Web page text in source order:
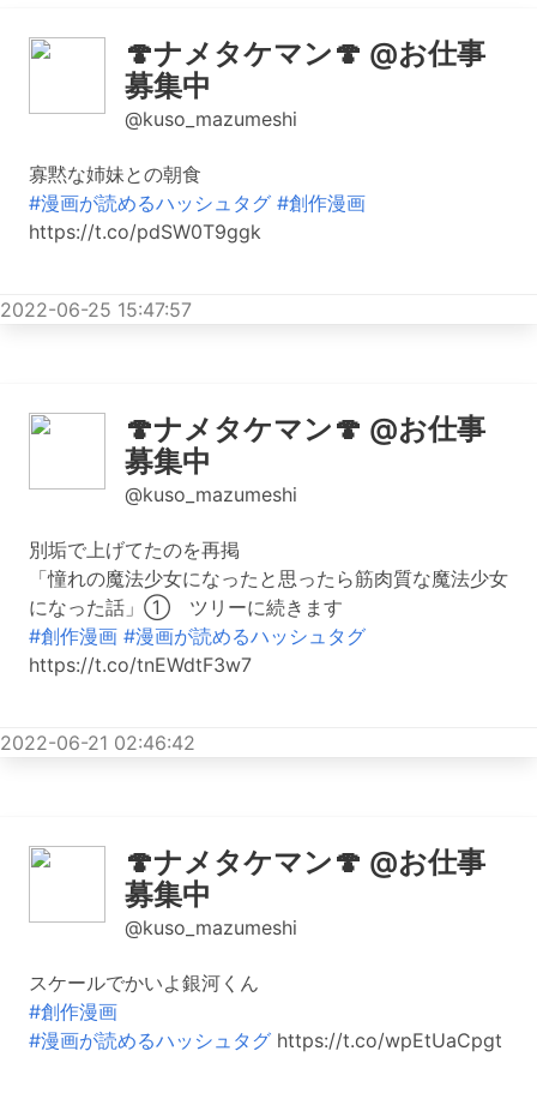
🍄ナメタケマン🍄 @お仕事
募集中
@kuso_mazumeshi
寡黙な姉妹との朝食
#漫画が読めるハッシュタグ #創作漫画
https://t.co/pdSW0T9ggk
2022-06-25 15:47:57
🍄ナメタケマン🍄 @お仕事
募集中
@kuso_mazumeshi
別垢で上げてたのを再掲
「憧れの魔法少女になったと思ったら筋肉質な魔法少女
になった話」① ツリーに続きます
#創作漫画 #漫画が読めるハッシュタグ
https://t.co/tnEWdtF3w7
2022-06-21 02:46:42
🍄ナメタケマン🍄 @お仕事
募集中
@kuso_mazumeshi
スケールでかいよ銀河くん
#創作漫画
#漫画が読めるハッシュタグ https://t.co/wpEtUaCpgt